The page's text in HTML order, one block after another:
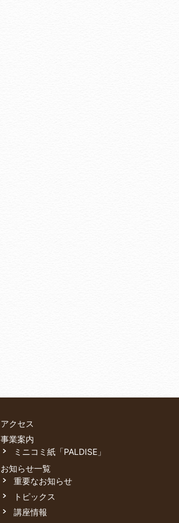
アクセス
事業案内
ミニコミ紙「PALDISE」
お知らせ一覧
重要なお知らせ
トピックス
講座情報